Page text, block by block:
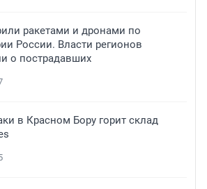
ракетами и дронами по
России. Власти регионов
о пострадавших
в Красном Бору горит склад